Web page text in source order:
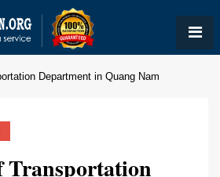
Department in Quang Nam
Transportation